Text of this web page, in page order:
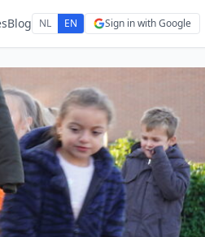
Blog NL EN Sign in with Google